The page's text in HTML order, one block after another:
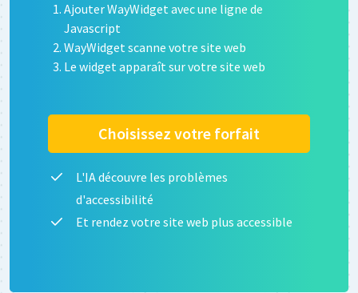
Ajouter WayWidget avec une ligne de
Javascript
WayWidget scanne votre site web
Le widget apparaît sur votre site web
Choisissez votre forfait
L'IA découvre les problèmes
d'accessibilité
Et rendez votre site web plus accessible